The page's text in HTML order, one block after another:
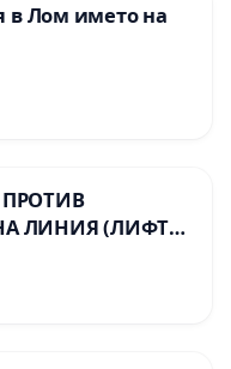
в Лом името на
ЛИНИЯ (ЛИФТ)